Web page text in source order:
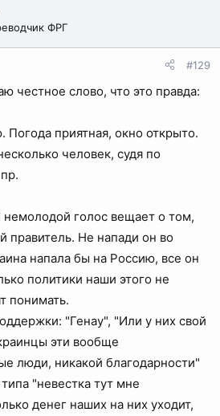
ФРГ
#129
честное слово, что это правда:
приятная, окно открыто.
человек, судя по
голос вещает о том,
правитель. Не напади он во
напала бы на Россию, все он
политики наши этого не
понимать.
"Генау", "Или у них свой
эти вообще
люди, никакой благодарности"
"невестка тут мне
денег наших на них уходит,